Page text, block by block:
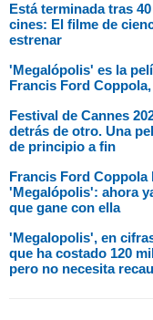
Está terminada tras
cines: El filme de
estrenar
'Megalópolis' es la
Francis Ford
Festival de Cannes
detrás de otro. Una
de principio a fin
Francis Ford Coppola
'Megalópolis': ahora
que gane con ella
'Megalopolis', en
que ha costado 120
pero no necesita